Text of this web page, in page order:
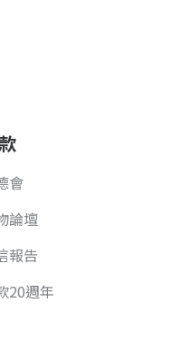
會
論壇
報告
20週年